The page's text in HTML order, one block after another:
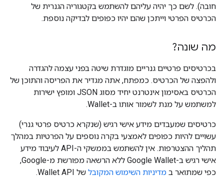
חובה). לשם כך יהיה עליהם להשתמש בקטגוריה הגנרית של
הכרטיס הפרטי וייתכן שהם יהיו כפופים לבדיקה נוספת.
מה שונה?
בכרטיסים פרטיים גנריים מוגדרת שיטה בפני עצמה להגדרה
ולהפצה של הכרטיס. כמפתח, אתה מגדיר את הפריסה והתוכן של
הכרטיס באסימון אינטרנט יחיד מסוג JSON ומופץ ישירות
למשתמש על מנת לשמור אותו ב-Wallet.
כרטיסים שמעבדים מידע אישי רגיש (שנקרא כרטיס פרטי גנרי)
עשויים להיות כפופים לאמצעי בקרה נוספים על הפרטיות במהלך
תהליך ההצטרפות. אין להשתמש בממשקי ה-API לעיבוד מידע
אישי רגיש ב-Google Wallet ללא הרשאה מפורשת מ-Google,
כפי שמתואר ב מדיניות השימוש המקובל של Wallet API.